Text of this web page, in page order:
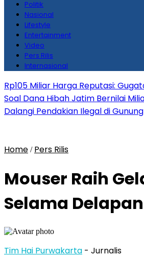
Politik
Nasional
Lifestyle
Entertainment
Video
Pers Rilis
Internasional
Rp105 Miliar Harga Reputasi:
Soal Dana Hibah Jatim Bernilai
Dalangi Pendakian Ilegal di
Home / Pers Rilis
Mouser Raih
Selama
Tim Hai Purwakarta - Jurnalis